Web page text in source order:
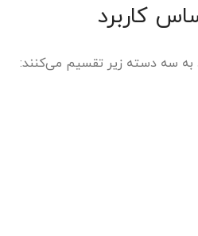
کاربرد
به سه دسته زیر تقسیم می‌کنند: